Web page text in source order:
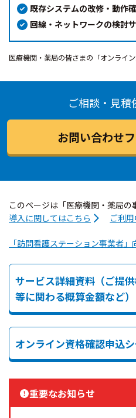
既存システムの改修・動作
回線・ネットワークの検討
医療機関・薬局の皆さまの「オンライ
ご相談・見積
お問い合わせ
このページは「医療機関・薬局の
導入に関してはこちら
ご利
「訪問看護ステーション事業者
サービス詳細資料（ご提
等に関わる概算金額など
オンライン資格確認申込シ
重要なお知らせ